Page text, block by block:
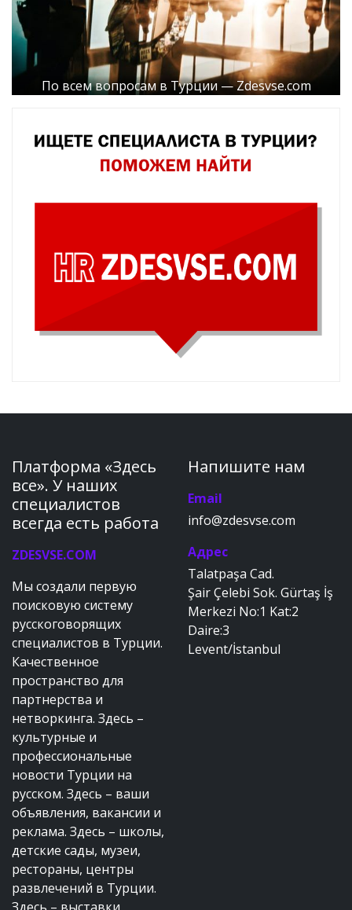
По всем вопросам в Турции — Zdesvse.com
Платформа «Здесь
все». У наших
специалистов
всегда есть работа
ZDESVSE.COM
Мы создали первую
поисковую систему
русскоговорящих
специалистов в Турции.
Качественное
пространство для
партнерства и
нетворкинга. Здесь –
культурные и
профессиональные
новости Турции на
русском. Здесь – ваши
объявления, вакансии и
реклама. Здесь – школы,
детские сады, музеи,
рестораны, центры
развлечений в Турции.
Напишите нам
Email
info@zdesvse.com
Адрес
Talatpaşa Cad.
Şair Çelebi Sok. Gürtaş İş
Merkezi No:1 Kat:2
Daire:3
Levent/İstanbul